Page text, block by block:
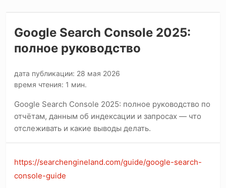
Google Search Console 2025:
полное руководство
дата публикации: 28 мая 2026
время чтения: 1 мин.
Google Search Console 2025: полное руководство по
отчётам, данным об индексации и запросах — что
отслеживать и какие выводы делать.
https://searchengineland.com/guide/google-search-
console-guide